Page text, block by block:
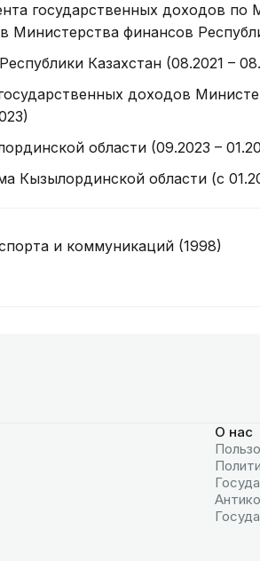
государственных доходов по
Министерства финансов
Казахстан (08.2021 –
доходов
области (09.2023 –
Кызылординской области (с
и коммуникаций (1998)
О нас